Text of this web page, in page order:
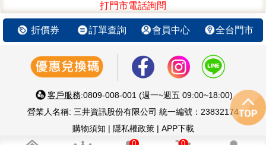
打門市電話詢問
折價券 訂單查詢 會員中心 全台門市
客戶服務:0809-008-001 (週一~週五 09:00~18:00)
營業人名稱: 三井資訊股份有限公司 統一編號：23832174
購物須知 | 隱私權政策| APP下載
智慧 生活 好鄰居 嚴選優質3C家電